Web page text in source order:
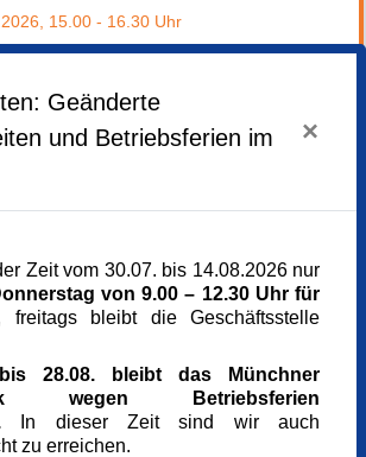
15.00 - 16.30 Uhr
und Kirchengeschichte
teilen
Geänderte
und Betriebsferien im
×
Zeit vom 30.07. bis 14.08.2026 nur
von 9.00 – 12.30 Uhr für
freitags bleibt die Geschäftsstelle
28.08. bleibt das Münchner
wegen Betriebsferien
In dieser Zeit sind wir auch
zu erreichen.